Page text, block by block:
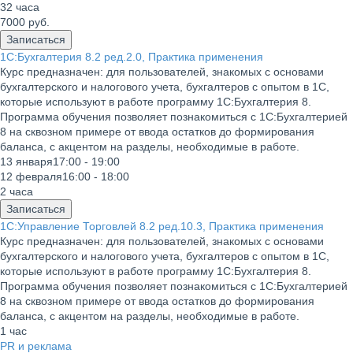
32 часа
7000 руб.
Записаться
1С:Бухгалтерия 8.2 ред.2.0, Практика применения
Курс предназначен: для пользователей, знакомых с основами
бухгалтерского и налогового учета, бухгалтеров с опытом в 1С,
которые используют в работе программу 1С:Бухгалтерия 8.
Программа обучения позволяет познакомиться с 1С:Бухгалтерией
8 на сквозном примере от ввода остатков до формирования
баланса, с акцентом на разделы, необходимые в работе.
13 января17:00 - 19:00
12 февраля16:00 - 18:00
2 часа
Записаться
1С:Управление Торговлей 8.2 ред.10.3, Практика применения
Курс предназначен: для пользователей, знакомых с основами
бухгалтерского и налогового учета, бухгалтеров с опытом в 1С,
которые используют в работе программу 1С:Бухгалтерия 8.
Программа обучения позволяет познакомиться с 1С:Бухгалтерией
8 на сквозном примере от ввода остатков до формирования
баланса, с акцентом на разделы, необходимые в работе.
1 час
PR и реклама